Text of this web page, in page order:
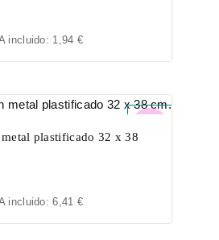
incluido: 1,94 €
plastificado 32 x 38
incluido:6,41 €